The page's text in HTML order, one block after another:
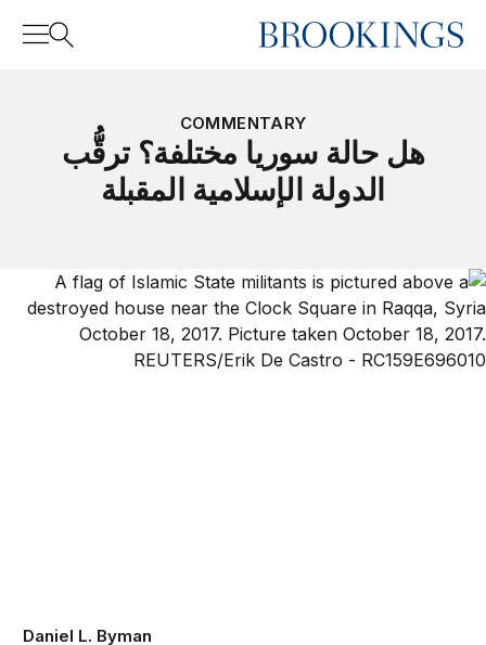
Home
COMMENTARY
هل حالة سوريا مختلفة؟ ترقُّب
الدولة الإسلامية المقبلة
Daniel L. Byman